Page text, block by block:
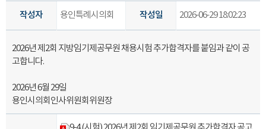
작성자 용인특례시의회 작성일 2026-06-29 18:02:23
2026년 제2회 지방임기제공무원 채용시험 추가합격자를 붙임과 같이 공
고합니다.
2026년 6월 29일
용인시의회인사위원회위원장